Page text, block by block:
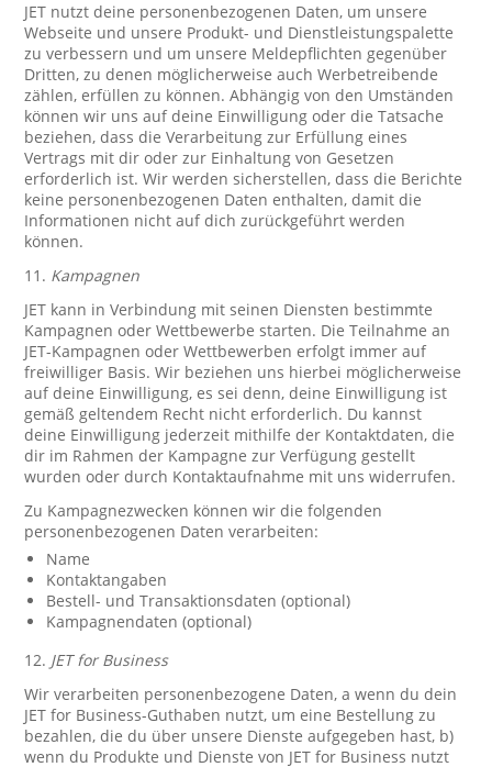
JET nutzt deine personenbezogenen Daten, um unsere
Webseite und unsere Produkt- und Dienstleistungspalette
zu verbessern und um unsere Meldepflichten gegenüber
Dritten, zu denen möglicherweise auch Werbetreibende
zählen, erfüllen zu können. Abhängig von den Umständen
können wir uns auf deine Einwilligung oder die Tatsache
beziehen, dass die Verarbeitung zur Erfüllung eines
Vertrags mit dir oder zur Einhaltung von Gesetzen
erforderlich ist. Wir werden sicherstellen, dass die Berichte
keine personenbezogenen Daten enthalten, damit die
Informationen nicht auf dich zurückgeführt werden
können.
11. Kampagnen
JET kann in Verbindung mit seinen Diensten bestimmte
Kampagnen oder Wettbewerbe starten. Die Teilnahme an
JET-Kampagnen oder Wettbewerben erfolgt immer auf
freiwilliger Basis. Wir beziehen uns hierbei möglicherweise
auf deine Einwilligung, es sei denn, deine Einwilligung ist
gemäß geltendem Recht nicht erforderlich. Du kannst
deine Einwilligung jederzeit mithilfe der Kontaktdaten, die
dir im Rahmen der Kampagne zur Verfügung gestellt
wurden oder durch Kontaktaufnahme mit uns widerrufen.
Zu Kampagnezwecken können wir die folgenden
personenbezogenen Daten verarbeiten:
Name
Kontaktangaben
Bestell- und Transaktionsdaten (optional)
Kampagnendaten (optional)
12. JET for Business
Wir verarbeiten personenbezogene Daten, a wenn du dein
JET for Business-Guthaben nutzt, um eine Bestellung zu
bezahlen, die du über unsere Dienste aufgegeben hast, b)
wenn du Produkte und Dienste von JET for Business nutzt